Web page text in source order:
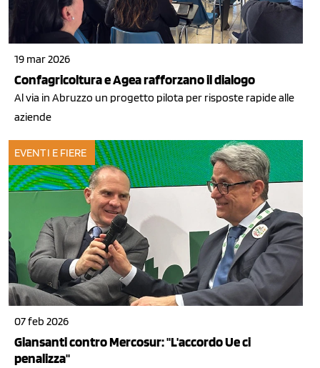
19 mar 2026
Confagricoltura e Agea rafforzano il dialogo
Al via in Abruzzo un progetto pilota per risposte rapide alle
aziende
EVENTI E FIERE
07 feb 2026
Giansanti contro Mercosur: "L'accordo Ue ci
penalizza"